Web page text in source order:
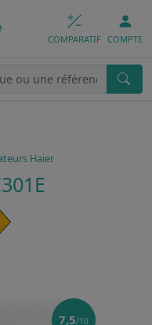
COMPARATIF COMPTE
Haier
7,5/10